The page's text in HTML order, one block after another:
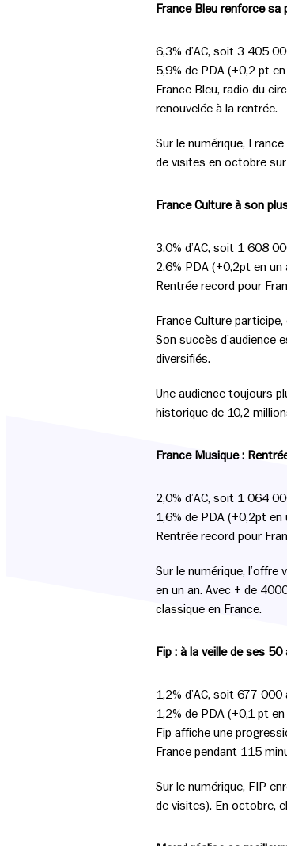
France Bleu renforce sa
6,3% d’AC, soit 3 405
5,9% de PDA (+0,2 pt en
France Bleu, radio du
renouvelée à la rentrée.
Sur le numérique,
de visites en octobre
France Culture à son
3,0% d’AC, soit 1 608
2,6% PDA (+0,2pt en un
Rentrée record pour
France Culture
Son succès d’audience
diversifiés.
Une audience toujours
historique de 10,2
France Musique :
2,0% d’AC, soit 1 064
1,6% de PDA (+0,2pt en
Rentrée record pour
Sur le numérique,
en un an. Avec + de
classique en France.
Fip : à la veille de ses
1,2% d’AC, soit 677
1,2% de PDA (+0,1 pt en
Fip affiche une
France pendant 115
Sur le numérique, FIP
de visites). En octobre,